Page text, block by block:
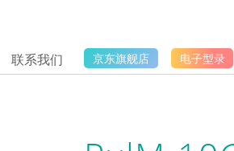
联系我们 京东旗舰店 电子型录